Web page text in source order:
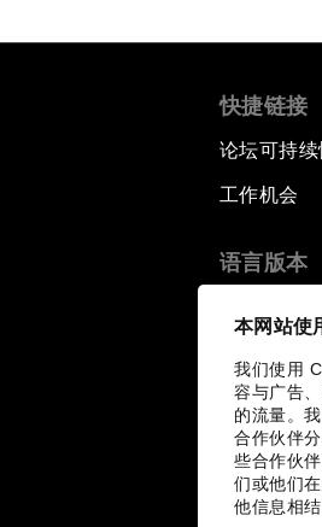
本网站使
我们使用
容与广告
的流量。
合作伙伴
些合作伙
们或他们
他信息相结
快捷链接
论坛可持续
工作机会
语言版本